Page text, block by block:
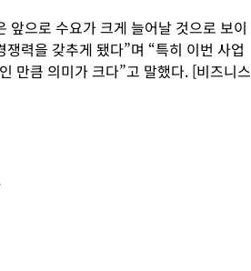
앞으로 수요가 크게 늘어날 것으로 보이
력을 갖추게 됐다”며 “특히 이번 사업
만큼 의미가 크다”고 말했다. [비즈니스